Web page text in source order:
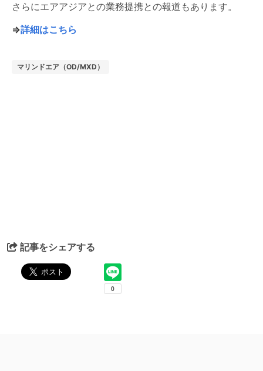
さらにエアアジアとの業務提携との報道もあります。
⇒詳細はこちら
マリンドエア（OD/MXD）
記事をシェアする